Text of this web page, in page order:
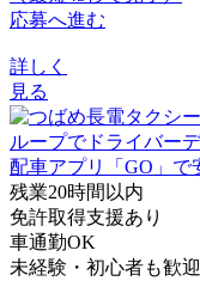
応募へ進む
詳しく
見る
残業20時間以内
免許取得支援あり
車通勤OK
未経験・初心者も歓迎